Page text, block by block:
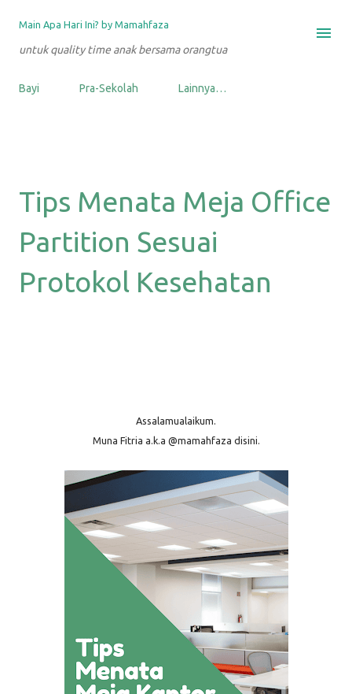
Langsung ke konten utama
Main Apa Hari Ini? by Mamahfaza
untuk quality time anak bersama orangtua
Bayi Pra-Sekolah Lainnya…
Tips Menata Meja Office
Partition Sesuai
Protokol Kesehatan
Assalamualaikum.
Muna Fitria a.k.a @mamahfaza disini.